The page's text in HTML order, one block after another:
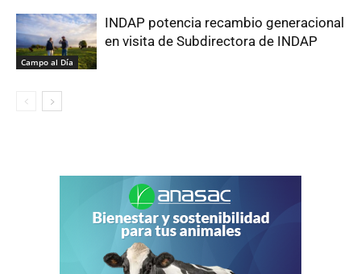
Campo al Día
INDAP potencia recambio generacional
en visita de Subdirectora de INDAP